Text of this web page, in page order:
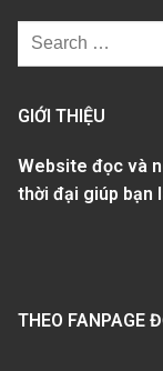
GIỚI THIỆU
Website đọc và
thời đại giúp bạn
THEO FANPAGE